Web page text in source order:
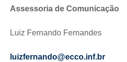
Assessoria de Comunicação
Luiz Fernando Fernandes
luizfernando@ecco.inf.br